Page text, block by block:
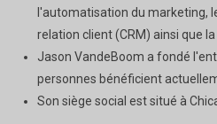
l'automatisation du marketing,
relation client (CRM) ainsi que
Jason VandeBoom a fondé
personnes bénéficient
Son siège social est situé à